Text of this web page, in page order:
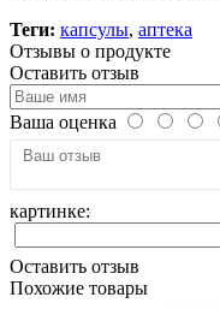
Теги: капсулы, аптека
Отзывы о продукте
Оставить отзыв
Ваша оценка
картинке:
Оставить отзыв
Похожие товары